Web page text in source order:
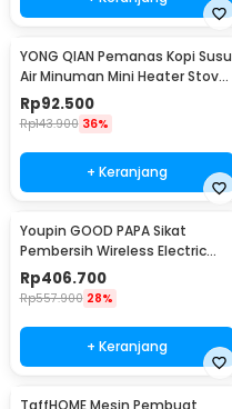
YONG QIAN Pemanas Kopi Susu
Air Minuman Mini Heater Stove
Pot 500W - YQ-105
Rp92.500
Rp143.900 36%
+ Keranjang
Youpin GOOD PAPA Sikat
Pembersih Wireless Electric
Cleaning - CL99
Rp406.700
Rp557.900 28%
+ Keranjang
TaffHOME Mesin Pembuat